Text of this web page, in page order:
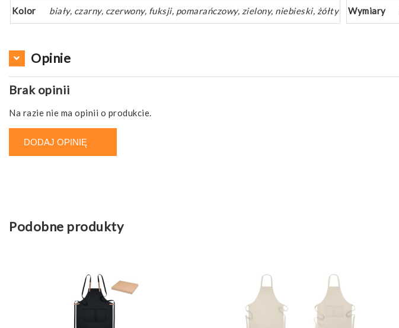
Kolor biały, czarny, czerwony, fuksji, pomarańczowy, zielony, niebieski, żółty Wymiary
Opinie
Brak opinii
Na razie nie ma opinii o produkcie.
DODAJ OPINIĘ
Podobne produkty